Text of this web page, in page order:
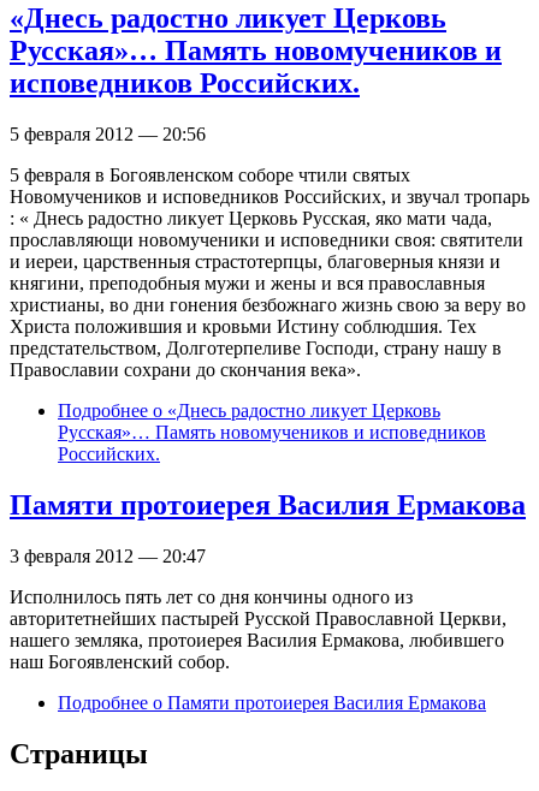
«Днесь радостно ликует Церковь
Русская»… Память новомучеников и
исповедников Российских.
5 февраля 2012 — 20:56
5 февраля в Богоявленском соборе чтили святых
Новомучеников и исповедников Российских, и звучал тропарь
: « Днесь радостно ликует Церковь Русская, яко мати чада,
прославляющи новомученики и исповедники своя: святители
и иереи, царственныя страстотерпцы, благоверныя князи и
княгини, преподобныя мужи и жены и вся православныя
христианы, во дни гонения безбожнаго жизнь свою за веру во
Христа положившия и кровьми Истину соблюдшия. Тех
предстательством, Долготерпеливе Господи, страну нашу в
Православии сохрани до скончания века».
Подробнее о «Днесь радостно ликует Церковь
Русская»… Память новомучеников и исповедников
Российских.
Памяти протоиерея Василия Ермакова
3 февраля 2012 — 20:47
Исполнилось пять лет со дня кончины одного из
авторитетнейших пастырей Русской Православной Церкви,
нашего земляка, протоиерея Василия Ермакова, любившего
наш Богоявленский собор.
Подробнее о Памяти протоиерея Василия Ермакова
Страницы